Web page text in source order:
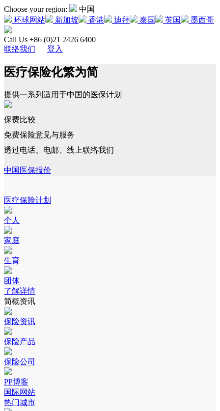
Choose your region:
中国
环球网站
新加坡 香港 迪拜 泰国 英国 墨西哥
Call Us +86 (0)21 2426 6400
联络我们
登入
医疗保险化繁为简
提供一系列适用于中国的医保计划
保费比较
免费保险意见与服务
透过电话、电邮、线上联络我们
中国医保报价
医疗保险计划
个人
家庭
生育
团体
了解详情
简概资讯
保险资讯
保险产品
保险公司
PP博客
国际网站
热门城市